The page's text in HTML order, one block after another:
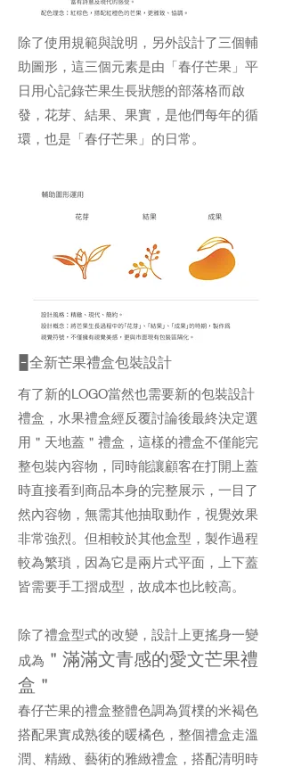
除了使用規範與說明，另外設計了三個輔
助圖形，這三個元素是由「春仔芒果」平
日用心記錄芒果生長狀態的部落格而啟
發，花芽、結果、果實，是他們每年的循
環，也是「春仔芒果」的日常。
🁢全新芒果禮盒包裝設計
有了新的LOGO當然也需要新的包裝設計
禮盒，水果禮盒經反覆討論後最終決定選
用＂天地蓋＂禮盒，這樣的禮盒不僅能完
整包裝內容物，同時能讓顧客在打開上蓋
時直接看到商品本身的完整展示，一目了
然內容物，無需其他抽取動作，視覺效果
非常強烈。但相較於其他盒型，製作過程
較為繁瑣，因為它是兩片式平面，上下蓋
皆需要手工摺成型，故成本也比較高。
除了禮盒型式的改變，設計上更搖身一變
成為 ＂滿滿文青感的愛文芒果禮
盒＂
春仔芒果的禮盒整體色調為質樸的米褐色
搭配果實成熟後的暖橘色，整個禮盒走溫
潤、精緻、藝術的雅緻禮盒，搭配清明時